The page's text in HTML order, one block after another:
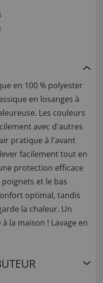
en 100 % polyester
en losanges à
Les couleurs
avec d'autres
pratique à l'avant
facilement tout en
protection efficace
et le bas
optimal, tandis
la chaleur. Un
la maison ! Lavage en